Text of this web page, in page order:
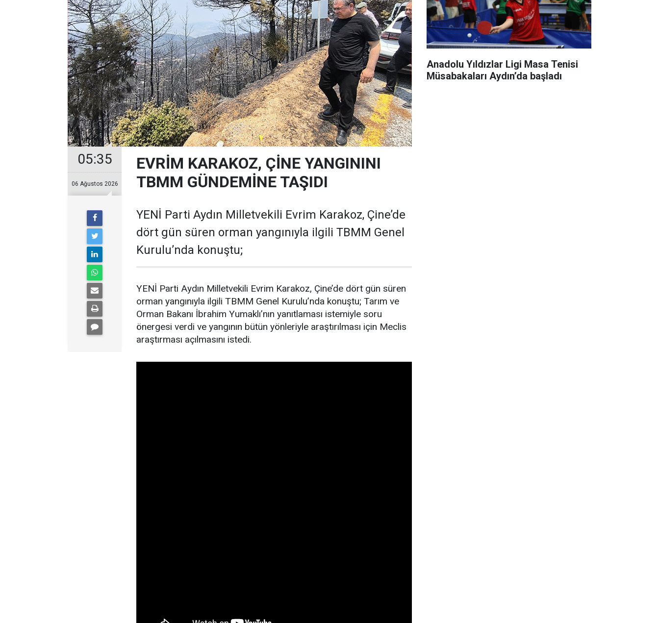
05:35
06 Ağustos 2026
EVRİM KARAKOZ, ÇİNE YANGININI
TBMM GÜNDEMİNE TAŞIDI
YENİ Parti Aydın Milletvekili Evrim Karakoz, Çine’de
dört gün süren orman yangınıyla ilgili TBMM Genel
Kurulu’nda konuştu;
YENİ Parti Aydın Milletvekili Evrim Karakoz, Çine’de dört gün süren
orman yangınıyla ilgili TBMM Genel Kurulu’nda konuştu; Tarım ve
Orman Bakanı İbrahim Yumaklı’nın yanıtlaması istemiyle soru
önergesi verdi ve yangının bütün yönleriyle araştırılması için Meclis
araştırması açılmasını istedi.
Anadolu Yıldızlar Ligi Masa Tenisi
Müsabakaları Aydın’da başladı